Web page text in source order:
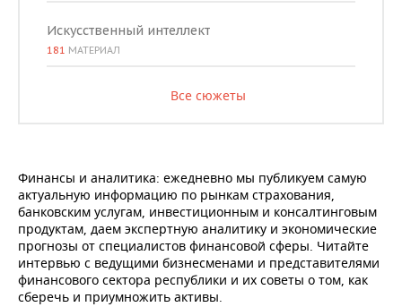
Искусственный интеллект
181 МАТЕРИАЛ
Все сюжеты
Финансы и аналитика: ежедневно мы публикуем самую
актуальную информацию по рынкам страхования,
банковским услугам, инвестиционным и консалтинговым
продуктам, даем экспертную аналитику и экономические
прогнозы от специалистов финансовой сферы. Читайте
интервью с ведущими бизнесменами и представителями
финансового сектора республики и их советы о том, как
сберечь и приумножить активы.